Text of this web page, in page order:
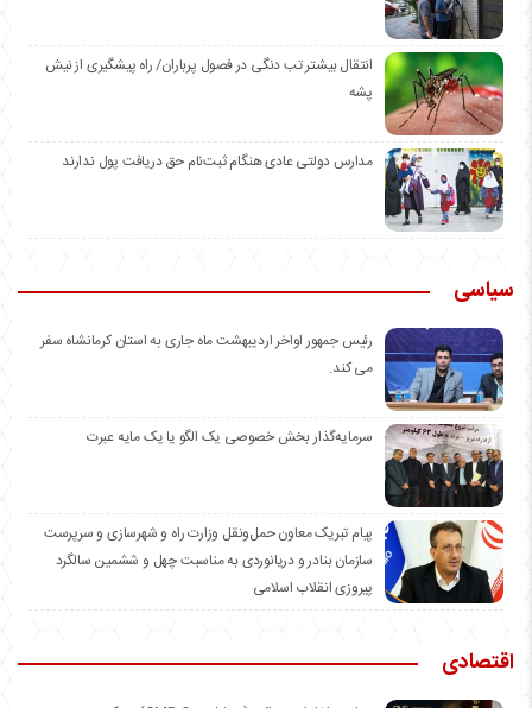
انتقال بیشتر تب دنگی در فصول پرباران/ راه پیشگیری از نیش
پشه
مدارس دولتی عادی هنگام ثبت‌نام حق دریافت پول ندارند
سیاسی
رئیس جمهور اواخر اردیبهشت ماه جاری به استان کرمانشاه سفر
می کند.
سرمایه‌گذار بخش خصوصی یک الگو یا یک مایه عبرت
️پیام تبریک معاون حمل‌ونقل وزارت راه و شهرسازی و سرپرست
سازمان بنادر و دریانوردی به مناسبت چهل و ششمین سالگرد
پیروزی انقلاب اسلامی
اقتصادی